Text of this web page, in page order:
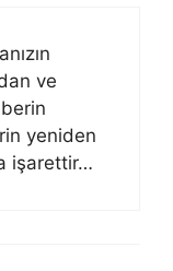
ve
yeniden
işarettir…